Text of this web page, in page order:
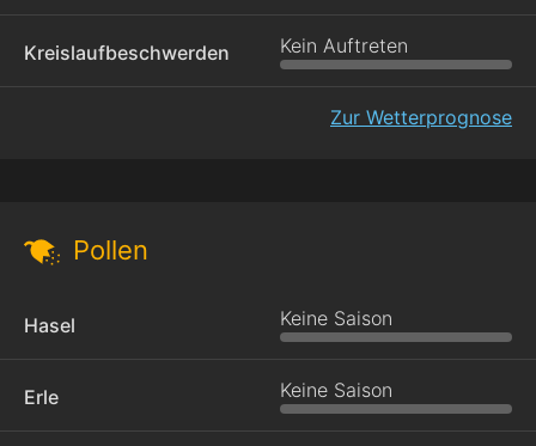
Kreislaufbeschwerden Kein Auftreten
Zur Wetterprognose
Pollen
Hasel Keine Saison
Erle Keine Saison